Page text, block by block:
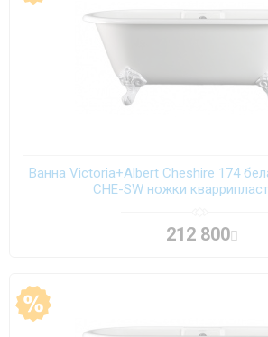
Ванна Victoria+Albert Cheshire 174
CHE-SW ножки
212 800